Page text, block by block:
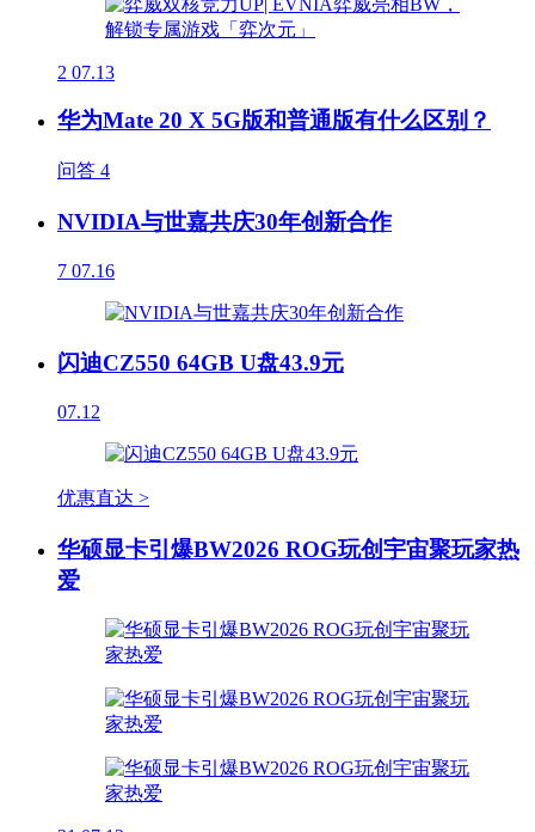
2 07.13
华为Mate 20 X 5G版和普通版有什么区别？
问答 4
NVIDIA与世嘉共庆30年创新合作
7 07.16
闪迪CZ550 64GB U盘43.9元
07.12
优惠直达 >
华硕显卡引爆BW2026 ROG玩创宇宙聚玩家热
爱